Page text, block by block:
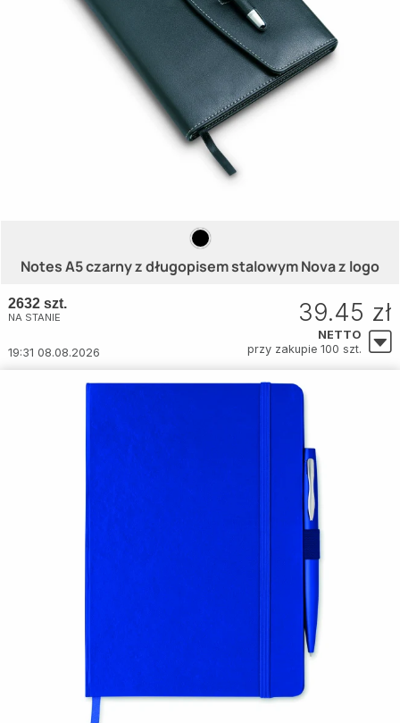
Notes A5 czarny z długopisem stalowym Nova z logo
2632 szt.
NA STANIE
19:31 08.08.2026
39.45 zł
NETTO
przy zakupie 100 szt.